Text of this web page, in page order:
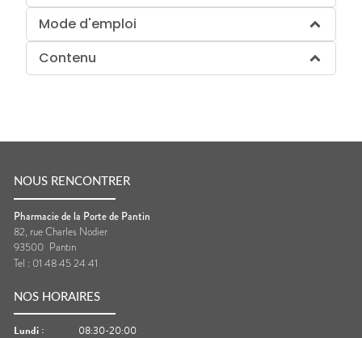
Mode d'emploi
Contenu
NOUS RENCONTRER
Pharmacie de la Porte de Pantin
82, rue Charles Nodier
93500 Pantin
Tel : 01 48 45 24 41
NOS HORAIRES
Lundi :
08:30-20:00